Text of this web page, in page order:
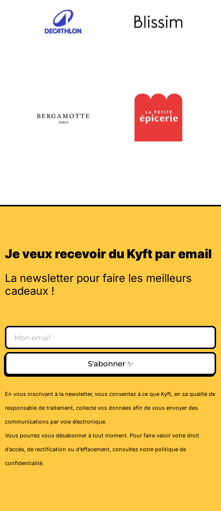
Je veux recevoir du Kyft par email
La newsletter pour faire les meilleurs
cadeaux !
Email
S'abonner ✨
En vous inscrivant à la newsletter, vous consentez à ce que Kyft, en sa qualité de
responsable de traitement, collecte vos données afin de vous envoyer des
communications par voie électronique.
Vous pourrez vous désabonner à tout moment. Pour faire valoir votre droit
d’accès, de rectification ou d’effacement, consultez notre politique de
confidentialité.